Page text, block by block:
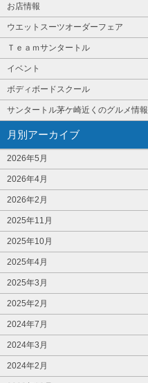
お店情報
ウエットスーツオーダーフェア
Ｔｅａｍサンタートル
イベント
ボディボードスクール
サンタートル茅ケ崎近くのグルメ情報
月別アーカイブ
2026年5月
2026年4月
2026年2月
2025年11月
2025年10月
2025年4月
2025年3月
2025年2月
2024年7月
2024年3月
2024年2月